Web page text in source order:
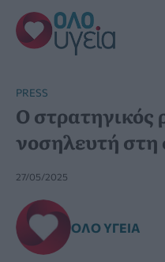
Μετάβαση
στο
περιεχόμενο
PRESS
Ο στρατηγικός
νοσηλευτή στη
27/05/2025
ΌΛΟ ΥΓΕΊΑ